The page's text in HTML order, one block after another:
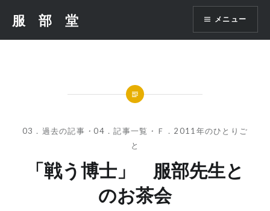
テ
服 部 堂 メニュー
03．過去の記事 ・04．記事一覧 ・ Ｆ．2011年のひとりご
と
「戦う博士」 服部先生と
のお茶会